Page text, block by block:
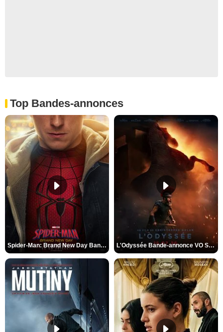
Top Bandes-annonces
Spider-Man: Brand New Day Bande-annonce VO STFR L'Odyssée Bande-annonce VO STFR